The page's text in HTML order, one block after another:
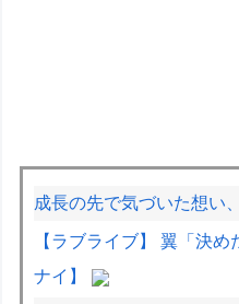
成長の先で気づいた想い
【ラブライブ】 翼「決
ナイ】